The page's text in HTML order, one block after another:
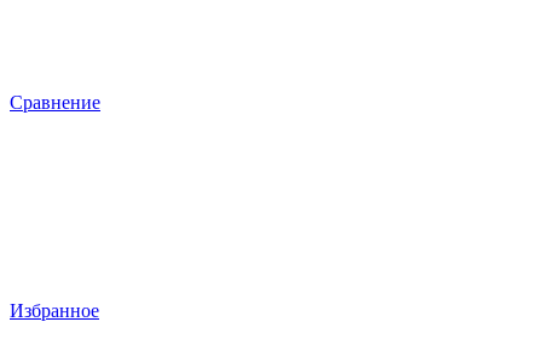
Сравнение
Избранное